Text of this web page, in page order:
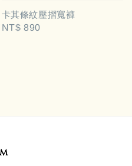
卡其條紋壓摺寬褲
Regular
NT$ 890